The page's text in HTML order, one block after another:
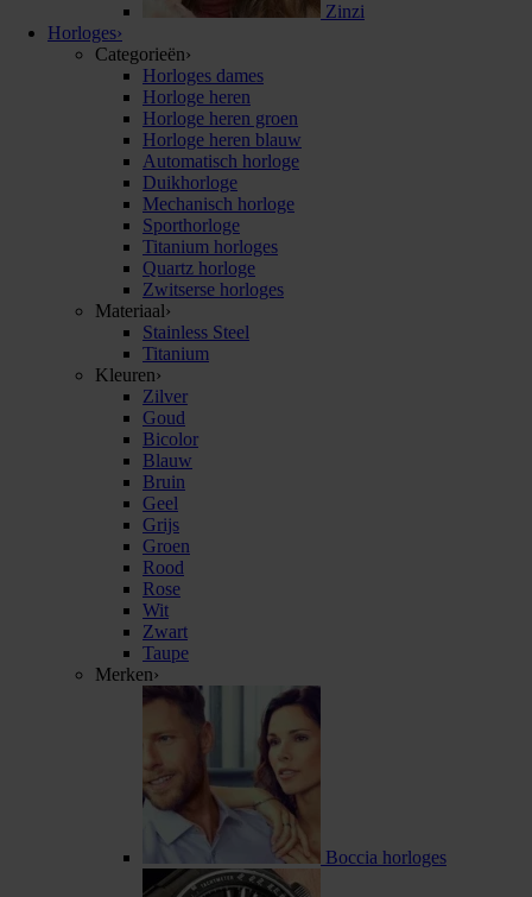
Zinzi
Horloges›
Categorieën›
Horloges dames
Horloge heren
Horloge heren groen
Horloge heren blauw
Automatisch horloge
Duikhorloge
Mechanisch horloge
Sporthorloge
Titanium horloges
Quartz horloge
Zwitserse horloges
Materiaal›
Stainless Steel
Titanium
Kleuren›
Zilver
Goud
Bicolor
Blauw
Bruin
Geel
Grijs
Groen
Rood
Rose
Wit
Zwart
Taupe
Merken›
Boccia horloges